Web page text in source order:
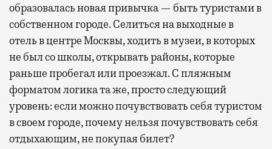
образовалась новая привычка — быть туристами в
собственном городе. Селиться на выходные в
отель в центре Москвы, ходить в музеи, в которых
не был со школы, открывать районы, которые
раньше пробегал или проезжал. С пляжным
форматом логика та же, просто следующий
уровень: если можно почувствовать себя туристом
в своем городе, почему нельзя почувствовать себя
отдыхающим, не покупая билет?